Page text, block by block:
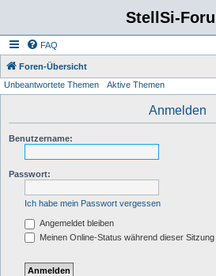
StellSi-
FAQ
Foren-Übersicht
Unbeantwortete Themen Aktive Themen
Anmelden
Benutzername:
Passwort:
Ich habe mein Passwort vergessen
Angemeldet bleiben
Meinen Online-Status während dieser